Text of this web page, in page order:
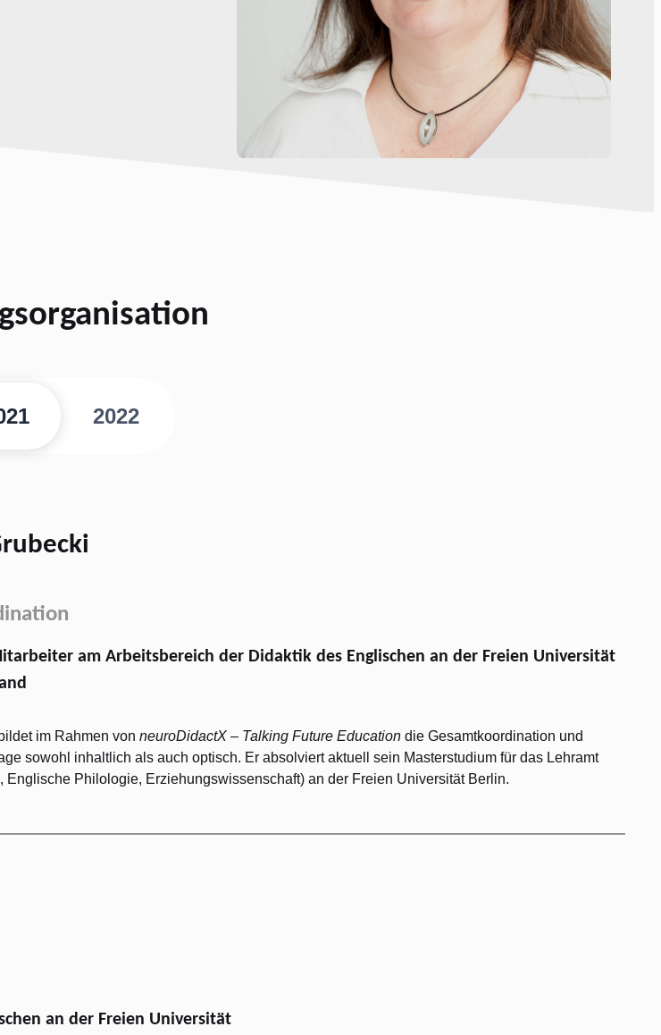
2022
am Arbeitsbereich der Didaktik des Englischen an der Freien Universität
im Rahmen von neuroDidactX – Talking Future Education die Gesamtkoordination und
sowohl inhaltlich als auch optisch. Er absolviert aktuell sein Masterstudium für das Lehramt
Englische Philologie, Erziehungswissenschaft) an der Freien Universität Berlin.
an der Freien Universität